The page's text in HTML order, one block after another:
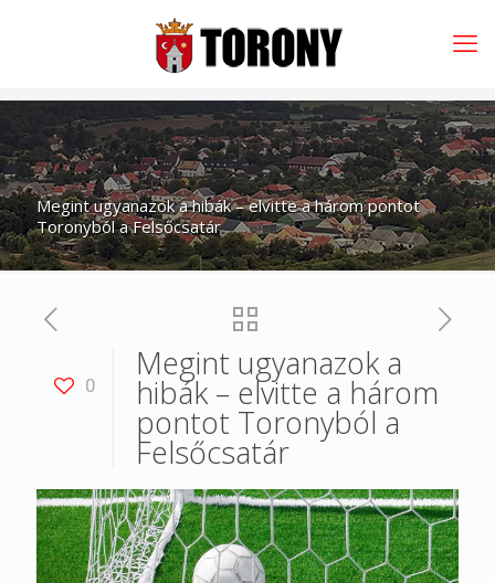
Megint ugyanazok a hibák – elvitte a három pontot
Toronyból a Felsőcsatár
0
Megint ugyanazok a
hibák – elvitte a három
pontot Toronyból a
Felsőcsatár